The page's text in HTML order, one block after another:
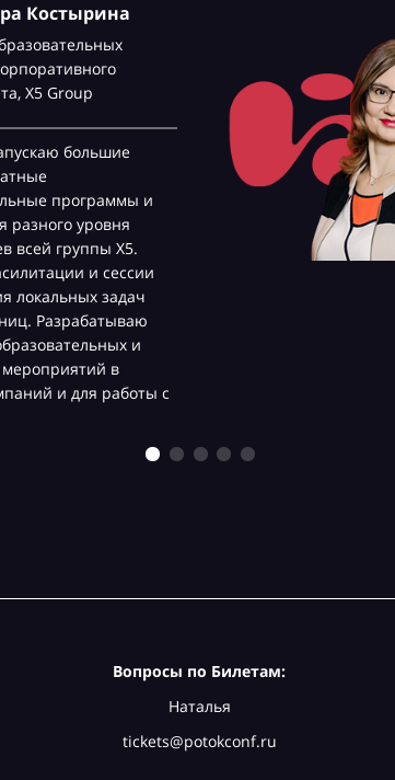
Костырина
Х5 Group
большие
программы и
разного уровня
всей группы Х5.
и сессии
локальных задач
Разрабатываю
и
в
и для работы с
Вопросы по Билетам:
Наталья
tickets@potokconf.ru